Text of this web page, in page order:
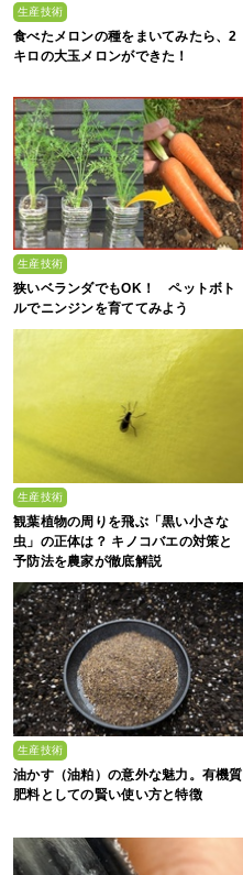
生産技術
食べたメロンの種をまいてみたら、2
キロの大玉メロンができた！
生産技術
狭いベランダでもOK！ ペットボト
ルでニンジンを育ててみよう
生産技術
観葉植物の周りを飛ぶ「黒い小さな
虫」の正体は？ キノコバエの対策と
予防法を農家が徹底解説
生産技術
油かす（油粕）の意外な魅力。有機質
肥料としての賢い使い方と特徴